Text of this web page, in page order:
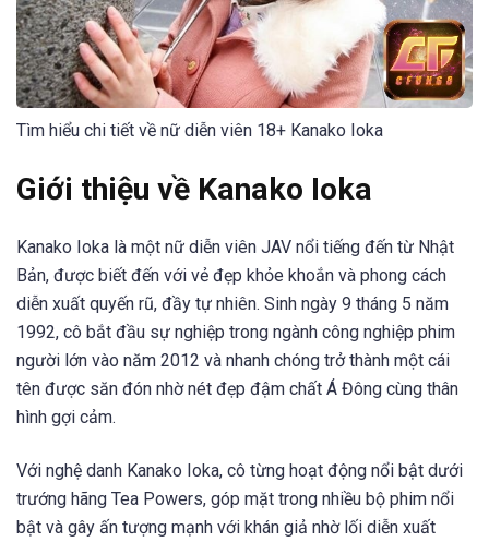
Tìm hiểu chi tiết về nữ diễn viên 18+ Kanako Ioka
Giới thiệu về Kanako Ioka
Kanako Ioka là một nữ diễn viên JAV nổi tiếng đến từ Nhật
Bản, được biết đến với vẻ đẹp khỏe khoắn và phong cách
diễn xuất quyến rũ, đầy tự nhiên. Sinh ngày 9 tháng 5 năm
1992, cô bắt đầu sự nghiệp trong ngành công nghiệp phim
người lớn vào năm 2012 và nhanh chóng trở thành một cái
tên được săn đón nhờ nét đẹp đậm chất Á Đông cùng thân
hình gợi cảm.
Với nghệ danh Kanako Ioka, cô từng hoạt động nổi bật dưới
trướng hãng Tea Powers, góp mặt trong nhiều bộ phim nổi
bật và gây ấn tượng mạnh với khán giả nhờ lối diễn xuất